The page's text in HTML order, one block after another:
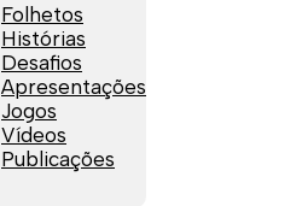
Folhetos
Histórias
Desafios
Apresentações
Jogos
Vídeos
Publicações